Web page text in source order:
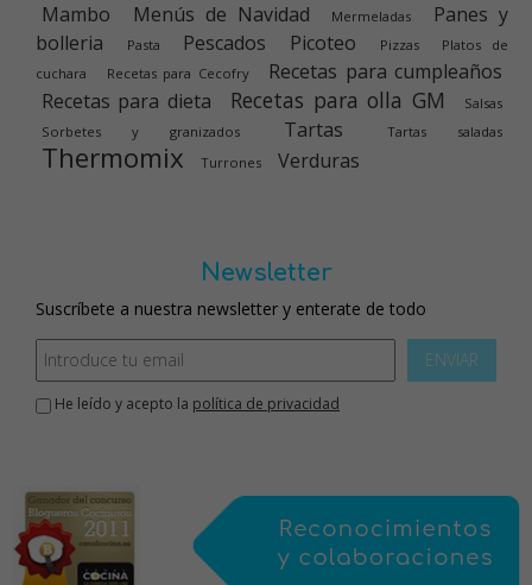
Mambo Menús de Navidad Mermeladas
Panes y
bolleria
Pasta Pescados Picoteo Pizzas
Platos de
cuchara
Recetas para Cecofry
Recetas para cumpleaños
Recetas para dieta
Recetas para olla GM
Salsas
Sorbetes y granizados
Tartas Tartas saladas
Thermomix Turrones Verduras
Newsletter
Suscríbete a nuestra newsletter y enterate de todo
ENVIAR
He leído y acepto la política de privacidad